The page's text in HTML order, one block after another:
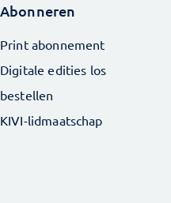
Abonneren
Print abonnement
Digitale edities los
bestellen
KIVI-lidmaatschap